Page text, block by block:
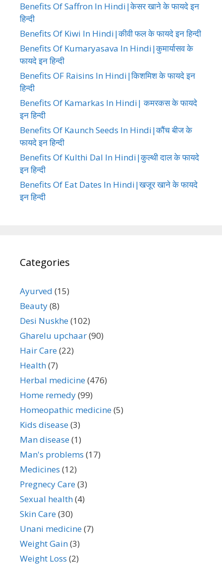
Benefits Of Saffron In Hindi|केसर खाने के फायदे इन
हिन्दी
Benefits Of Kiwi In Hindi|कीवी फल के फायदे इन हिन्दी
Benefits Of Kumaryasava In Hindi|कुमार्यासव के
फायदे इन हिन्दी
Benefits OF Raisins In Hindi|किशमिश के फायदे इन
हिन्दी
Benefits Of Kamarkas In Hindi| कमरकस के फायदे
इन हिन्दी
Benefits Of Kaunch Seeds In Hindi|कौंच बीज के
फायदे इन हिन्दी
Benefits Of Kulthi Dal In Hindi|कुल्थी दाल के फायदे
इन हिन्दी
Benefits Of Eat Dates In Hindi|खजूर खाने के फायदे
इन हिन्दी
Categories
Ayurved (15)
Beauty(8)
Desi Nuskhe(102)
Gharelu upchaar(90)
Hair Care(22)
Health(7)
Herbal medicine(476)
Home remedy(99)
Homeopathic medicine(5)
Kids disease(3)
Man disease(1)
Man's problems (17)
Medicines (12)
Pregnecy Care(3)
Sexual health(4)
Skin Care(30)
Unani medicine(7)
Weight Gain(3)
Weight Loss (2)